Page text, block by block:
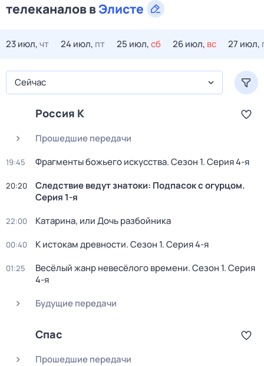
телеканалов вЭлисте
23 июл,чт 24 июл, пт 25 июл,сб 26 июл, вс 27 июл,
Сейчас
Россия К
Прошедшие передачи
19:45 Фрагменты божьего искусства. Сезон 1. Серия 4-я
20:20 Следствие ведут знатоки: Подпасок с огурцом.
Серия 1-я
22:00 Катарина, или Дочь разбойника
00:40 К истокам древности. Сезон 1. Серия 4-я
01:25 Весёлый жанр невесёлого времени. Сезон 1. Серия
4-я
Будущие передачи
Спас
Прошедшие передачи